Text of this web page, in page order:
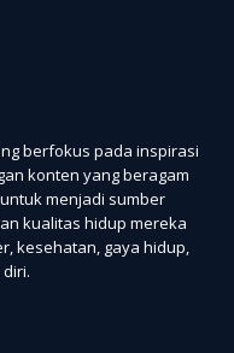
berfokus pada inspirasi
konten yang beragam
menjadi sumber
kualitas hidup mereka
kesehatan, gaya hidup,